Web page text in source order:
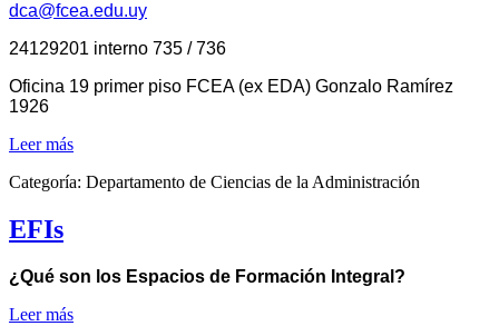
dca@fcea.edu.uy
24129201 interno 735 / 736
Oficina 19 primer piso FCEA (ex EDA) Gonzalo Ramírez
1926
Leer más
Categoría: Departamento de Ciencias de la Administración
EFIs
¿Qué son los Espacios de Formación Integral?
Leer más